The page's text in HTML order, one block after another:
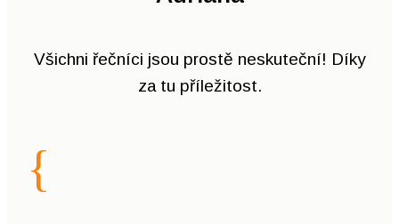
Všichni řečníci jsou prostě neskuteční! Díky
za tu příležitost.
{